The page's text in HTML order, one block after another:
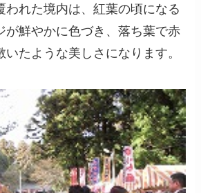
われた境内は、紅葉の頃になる
が鮮やかに色づき、落ち葉で赤
たような美しさになります。